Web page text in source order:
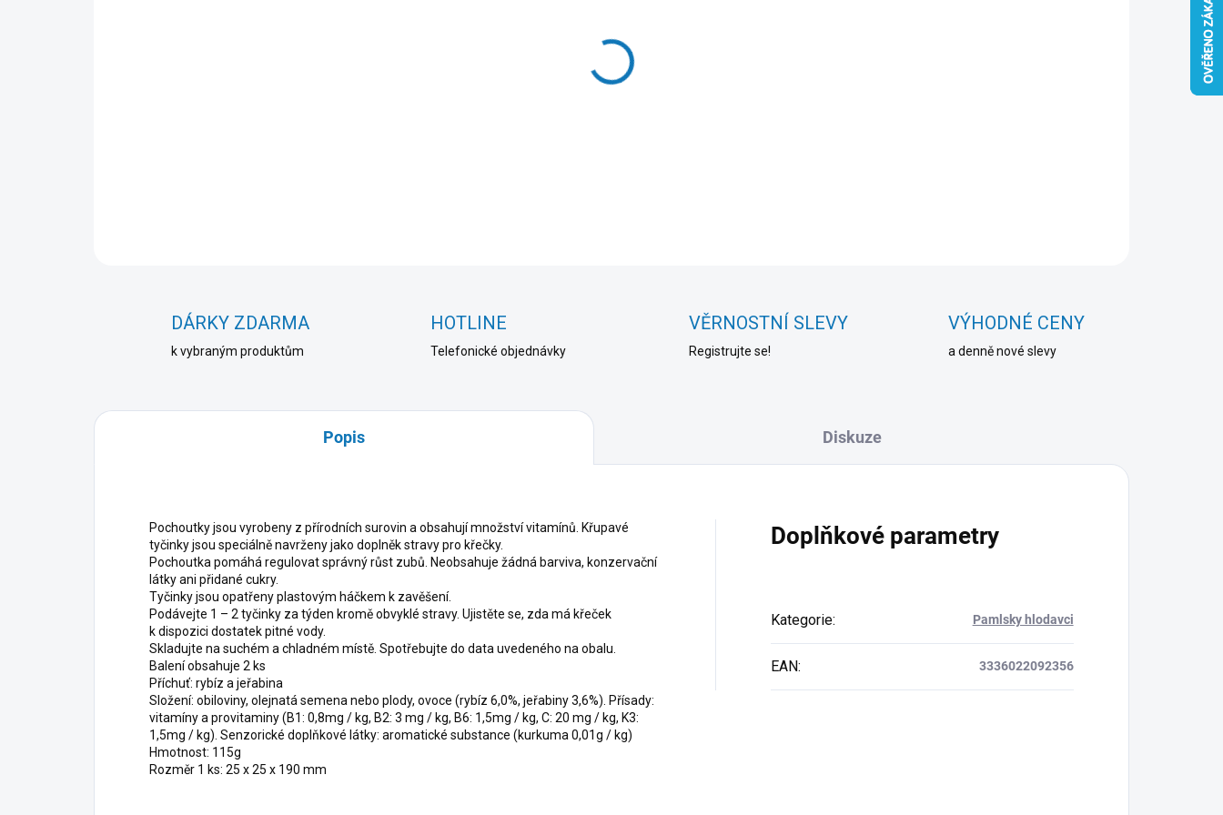
DÁRKY ZDARMA
k vybraným produktům
HOTLINE
Telefonické objednávky
VĚRNOSTNÍ SLEVY
Registrujte se!
VÝHODNÉ CENY
a denně nové slevy
Popis Diskuze
Pochoutky jsou vyrobeny z přírodních surovin a obsahují množství vitamínů. Křupavé
tyčinky jsou speciálně navrženy jako doplněk stravy pro křečky.
Pochoutka pomáhá regulovat správný růst zubů. Neobsahuje žádná barviva, konzervační
látky ani přidané cukry.
Tyčinky jsou opatřeny plastovým háčkem k zavěšení.
Podávejte 1 – 2 tyčinky za týden kromě obvyklé stravy. Ujistěte se, zda má křeček
k dispozici dostatek pitné vody.
Skladujte na suchém a chladném místě. Spotřebujte do data uvedeného na obalu.
Balení obsahuje 2 ks
Příchuť: rybíz a jeřabina
Složení: obiloviny, olejnatá semena nebo plody, ovoce (rybíz 6,0%, jeřabiny 3,6%). Přísady:
vitamíny a provitaminy (B1: 0,8mg / kg, B2: 3 mg / kg, B6: 1,5mg / kg, C: 20 mg / kg, K3:
1,5mg / kg). Senzorické doplňkové látky: aromatické substance (kurkuma 0,01g / kg)
Hmotnost: 115g
Rozměr 1 ks: 25 x 25 x 190 mm
Doplňkové parametry
Kategorie: Pamlsky hlodavci
EAN: 3336022092356